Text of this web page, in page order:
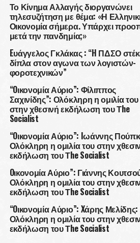
Το Κίνημα Αλλαγής διοργανώνει
τηλεσυζήτηση με θέμα: «Η
Οικονομία σήμερα. Υπάρχει
μετά την πανδημία;»
Eυάγγελος Γκλάκας : “H ΠΔΣΟ
δίπλα στον αγωνα των λογιστών-
φοροτεχνικών”
“Oικονομία Αύριο”: Φίλιππος
Σαχινίδης”: Ολόκληρη η ομιλία του
στην χθεσινή εκδήλωση του Τhe
Socialist
“Oικονομία Αύριο”: Iωάννης
Ολόκληρη η ομιλία του στην
εκδήλωση του Τhe Socialist
Oικονομία Αύριο”: Γιάννης
Ολόκληρη η ομιλία του στην
εκδήλωση του Τhe Socialist
“Oικονομία Αύριο”: Xάρης Μελίδης:
Ολόκληρη η ομιλία του στην
εκδήλωση του Τhe Socialist